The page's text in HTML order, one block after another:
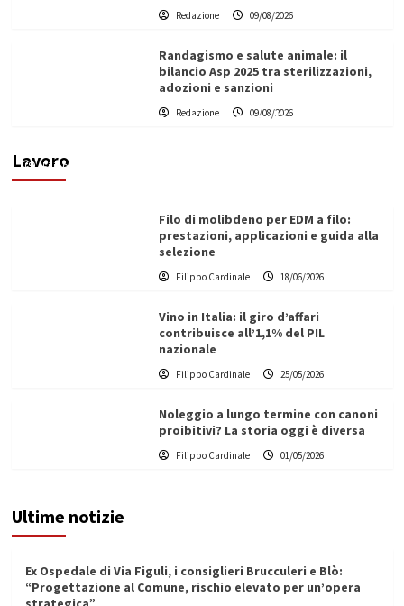
Redazione 09/08/2026
Randagismo e salute animale: il
bilancio Asp 2025 tra sterilizzazioni,
adozioni e sanzioni
Redazione 09/08/2026
Lavoro
L’ingegnere saccense Buscarnera partner chiave
di un progetto transnazionale per la transizione
Filippo Cardinale
Filo di molibdeno per EDM a filo:
prestazioni, applicazioni e guida alla
selezione
Filippo Cardinale 18/06/2026
Vino in Italia: il giro d’affari
contribuisce all’1,1% del PIL
nazionale
Filippo Cardinale 25/05/2026
Noleggio a lungo termine con canoni
proibitivi? La storia oggi è diversa
Filippo Cardinale 01/05/2026
Ultime notizie
Ex Ospedale di Via Figuli, i consiglieri Brucculeri e Blò:
“Progettazione al Comune, rischio elevato per un’opera